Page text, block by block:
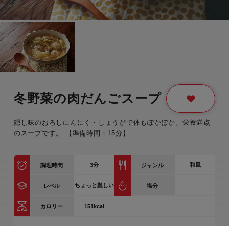
冬野菜の肉だんごスープ
隠し味のおろしにんにく・しょうがで体もぽかぽか。栄養満点
のスープです。 【準備時間：15分】
調理時間 3分 ジャンル 和風
レベル ちょっと難しい 塩分
カロリー 151kcal